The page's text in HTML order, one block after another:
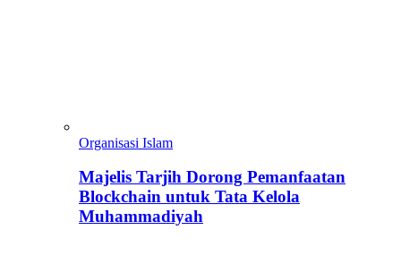
Organisasi Islam
Majelis Tarjih Dorong Pemanfaatan
Blockchain untuk Tata Kelola
Muhammadiyah